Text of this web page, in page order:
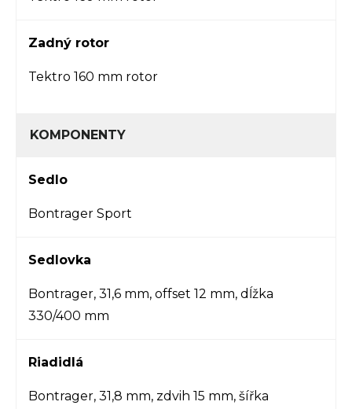
Zadný rotor
Tektro 160 mm rotor
KOMPONENTY
Sedlo
Bontrager Sport
Sedlovka
Bontrager, 31,6 mm, offset 12 mm, dĺžka
330/400 mm
Riadidlá
Bontrager, 31,8 mm, zdvih 15 mm, šířka